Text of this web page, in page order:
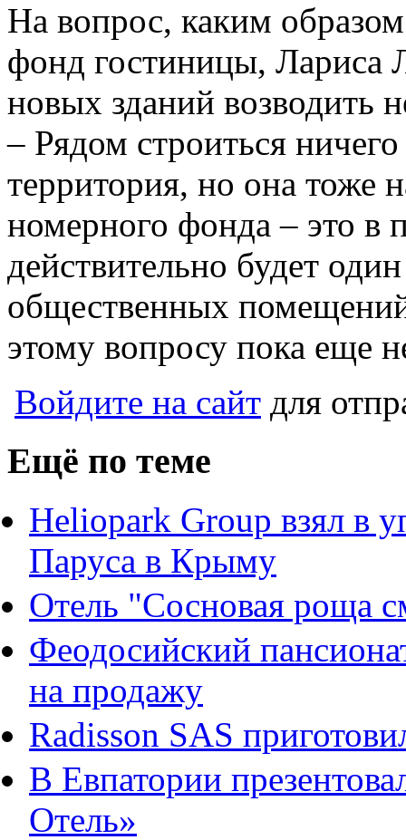
На вопрос, каким
фонд гостиницы, Лариса
новых зданий возводить
– Рядом строиться ничего
территория, но она тоже
номерного фонда – это в
действительно будет
общественных
этому вопросу пока еще
Войдите на сайт для
Ещё по теме
Heliopark Group взял в
Паруса в Крыму
Отель "Сосновая роща
Феодосийский
на продажу
Radisson SAS
В Евпатории
Отель»